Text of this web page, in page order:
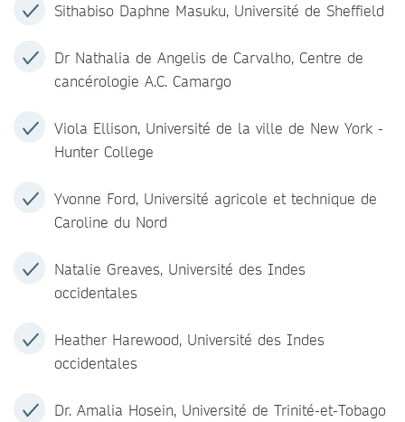
Sithabiso Daphne Masuku, Université de Sheffield
Dr Nathalia de Angelis de Carvalho, Centre de
cancérologie A.C. Camargo
Viola Ellison, Université de la ville de New York -
Hunter College
Yvonne Ford, Université agricole et technique de
Caroline du Nord
Natalie Greaves, Université des Indes
occidentales
Heather Harewood, Université des Indes
occidentales
Dr. Amalia Hosein, Université de Trinité-et-Tobago